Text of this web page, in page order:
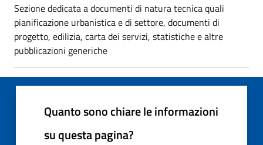
Sezione dedicata a documenti di natura tecnica quali
pianificazione urbanistica e di settore, documenti di
progetto, edilizia, carta dei servizi, statistiche e altre
pubblicazioni generiche
Quanto sono chiare le informazioni
su questa pagina?